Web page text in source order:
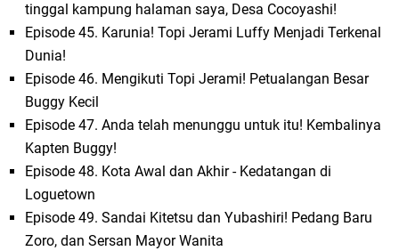
tinggal kampung halaman saya, Desa Cocoyashi!
Episode 45. Karunia! Topi Jerami Luffy Menjadi Terkenal
Dunia!
Episode 46. Mengikuti Topi Jerami! Petualangan Besar
Buggy Kecil
Episode 47. Anda telah menunggu untuk itu! Kembalinya
Kapten Buggy!
Episode 48. Kota Awal dan Akhir - Kedatangan di
Loguetown
Episode 49. Sandai Kitetsu dan Yubashiri! Pedang Baru
Zoro, dan Sersan Mayor Wanita